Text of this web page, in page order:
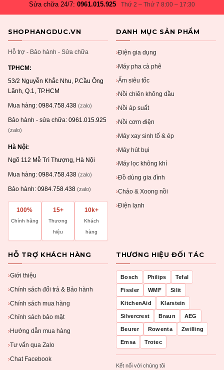
chọn
có
thể
phẩm
Sửa chữa 24/7:0961.015.925 Thứ 2 – Thứ 7 8:00 – 17:30
SHOPHANGDUC.VN
Hỗ trợ - Bảo hành - Sửa chữa
TPHCM:
53/2 Nguyễn Khắc Nhu, P.Cầu Ông
Lãnh, Q.1, TP.HCM
Mua hàng: 0984.758.438 (zalo)
Bảo hành - sửa chữa: 0961.015.925
(zalo)
Hà Nội:
Ngõ 112 Mễ Trì Thượng, Hà Nội
Mua hàng: 0984.758.438 (zalo)
Bảo hành: 0984.758.438 (zalo)
100%
Chính hãng
15+
Thương
hiệu
10k+
Khách
hàng
DANH MỤC SẢN PHẨM
›Điện gia dụng
›Máy pha cà phê
›Ấm siêu tốc
› Nồi chiên không dầu
› Nồi áp suất
› Nồi cơm điện
›Máy xay sinh tố & ép
›Máy hút bụi
› Máy lọc không khí
›Đồ dùng gia đình
›Chảo & Xoong nồi
›Điện lạnh
HỖ TRỢ KHÁCH HÀNG
›Giới thiệu
›Chính sách đổi trả & Bảo hành
›Chính sách mua hàng
›Chính sách bảo mật
› Hướng dẫn mua hàng
›Tư vấn qua Zalo
›Chat Facebook
THƯƠNG HIỆU ĐỐI TÁC
Bosch Philips Tefal
Fissler WMF Silit
KitchenAid Klarstein
Silvercrest Braun AEG
Beurer Rowenta Zwilling
Emsa Trotec
Kết nối với chúng tôi